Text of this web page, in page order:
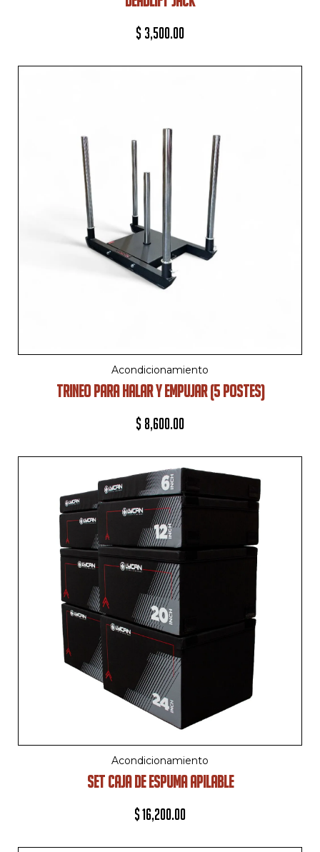
$ 3,500.00
Acondicionamiento
TRINEO PARA HALAR Y EMPUJAR (5 POSTES)
$ 8,600.00
Acondicionamiento
SET CAJA DE ESPUMA APILABLE
$16,200.00